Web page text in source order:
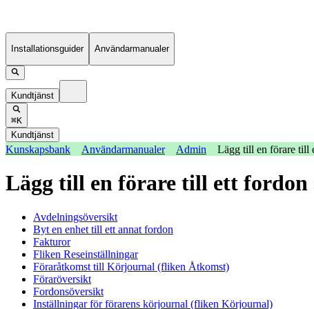
Installationsguider Användarmanualer
Kundtjänst
⌘K
Kundtjänst
Kunskapsbank Användarmanualer Admin Lägg till en förare till
Lägg till en förare till ett
Avdelningsöversikt
Byt en enhet till ett annat fordon
Fakturor
Fliken Reseinställningar
Föraråtkomst till Körjournal (fliken Åtkomst)
Föraröversikt
Fordonsöversikt
Inställningar för förarens körjournal (fliken Körjournal)